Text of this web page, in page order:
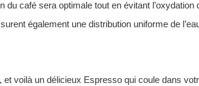
café sera optimale tout en évitant l’oxydation
également une distribution uniforme de
voilà un délicieux Espresso qui coule dans